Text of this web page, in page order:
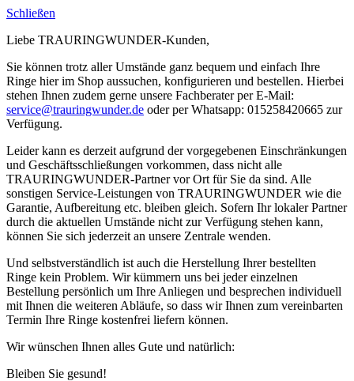
Schließen
Liebe TRAURINGWUNDER-Kunden,
Sie können trotz aller Umstände ganz bequem und einfach Ihre
Ringe hier im Shop aussuchen, konfigurieren und bestellen. Hierbei
stehen Ihnen zudem gerne unsere Fachberater per E-Mail:
service@trauringwunder.de oder per Whatsapp: 015258420665 zur
Verfügung.
Leider kann es derzeit aufgrund der vorgegebenen Einschränkungen
und Geschäftsschließungen vorkommen, dass nicht alle
TRAURINGWUNDER-Partner vor Ort für Sie da sind. Alle
sonstigen Service-Leistungen von TRAURINGWUNDER wie die
Garantie, Aufbereitung etc. bleiben gleich. Sofern Ihr lokaler Partner
durch die aktuellen Umstände nicht zur Verfügung stehen kann,
können Sie sich jederzeit an unsere Zentrale wenden.
Und selbstverständlich ist auch die Herstellung Ihrer bestellten
Ringe kein Problem. Wir kümmern uns bei jeder einzelnen
Bestellung persönlich um Ihre Anliegen und besprechen individuell
mit Ihnen die weiteren Abläufe, so dass wir Ihnen zum vereinbarten
Termin Ihre Ringe kostenfrei liefern können.
Wir wünschen Ihnen alles Gute und natürlich:
Bleiben Sie gesund!